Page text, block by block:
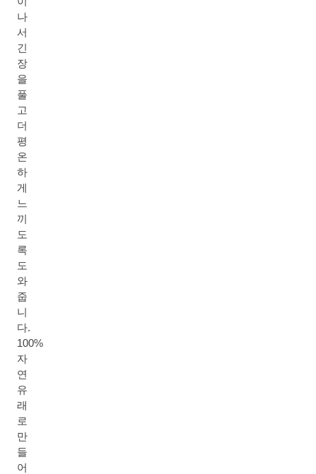
나
서
긴
장
을
풀
고
더
평
온
하
게
느
끼
도
록
도
와
줍
니
다.
100%
자
연
유
래
로
만
들
어